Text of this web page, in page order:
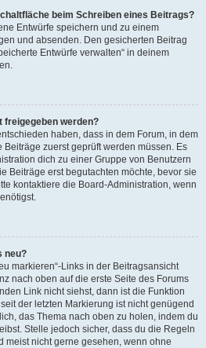
beim Schreiben eines Beitrags?
Entwürfe speichern und zu einem
und absenden. Den gesicherten Beitrag
Entwürfe verwalten“ in deinem
freigegeben werden?
haben, dass in dem Forum, in dem
zuerst geprüft werden müssen. Es
dich zu einer Gruppe von Benutzern
Beiträge erst begutachten möchte, bevor sie
kontaktiere die Board-Administration, wenn
neu?
markieren“-Links in der Beitragsansicht
nach oben auf die erste Seite des Forums
Link nicht siehst, dann ist die Funktion
der letzten Markierung ist nicht genügend
das Thema nach oben zu holen, indem du
Stelle jedoch sicher, dass du die Regeln
meist nicht gerne gesehen, wenn ohne